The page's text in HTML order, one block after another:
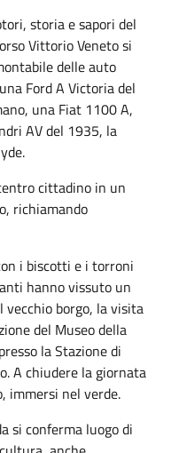
storia e sapori del
Vittorio Veneto si
delle auto
Ford A Victoria del
una Fiat 1100 A,
AV del 1935, la
cittadino in un
richiamando
i biscotti e i torroni
hanno vissuto un
borgo, la visita
del Museo della
la Stazione di
A chiudere la giornata
immersi nel verde.
si conferma luogo di